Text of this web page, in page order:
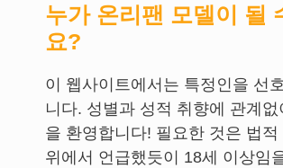
누가 온리팬 모델이 될
요?
이 웹사이트에서는 특정인을 선
니다. 성별과 성적 취향에 관계없
을 환영합니다! 필요한 것은 법적
위에서 언급했듯이 18세 이상임